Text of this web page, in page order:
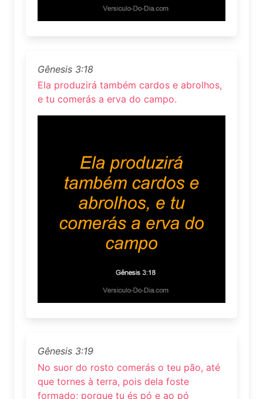
Gênesis 3:18
Ela produzirá também cardos e abrolhos,
e tu comerás a erva do campo.
Gênesis 3:19
No suor do rosto comerás o teu pão, até
que tornes à terra, pois dela foste
formado; porque tu és pó e ao pó